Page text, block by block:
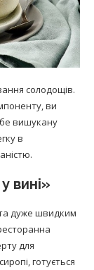
солодощів.
ви
вишукану
в
вині»
дуже швидким
для
готується